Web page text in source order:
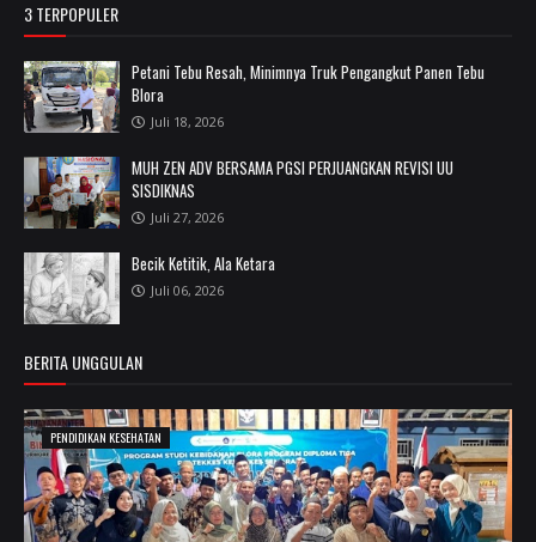
3 TERPOPULER
Petani Tebu Resah, Minimnya Truk Pengangkut Panen Tebu
Blora
Juli 18, 2026
MUH ZEN ADV BERSAMA PGSI PERJUANGKAN REVISI UU
SISDIKNAS
Juli 27, 2026
Becik Ketitik, Ala Ketara
Juli 06, 2026
BERITA UNGGULAN
PENDIDIKAN KESEHATAN